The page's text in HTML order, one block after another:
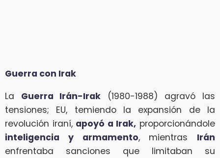
Guerra con Irak
La Guerra Irán-Irak (1980-1988) agravó las
tensiones; EU, temiendo la expansión de la
revolución iraní, apoyó a Irak, proporcionándole
inteligencia y armamento, mientras Irán
enfrentaba sanciones que limitaban su